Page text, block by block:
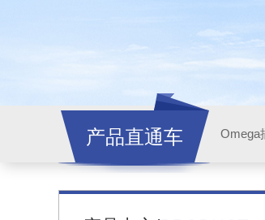
产品直通车